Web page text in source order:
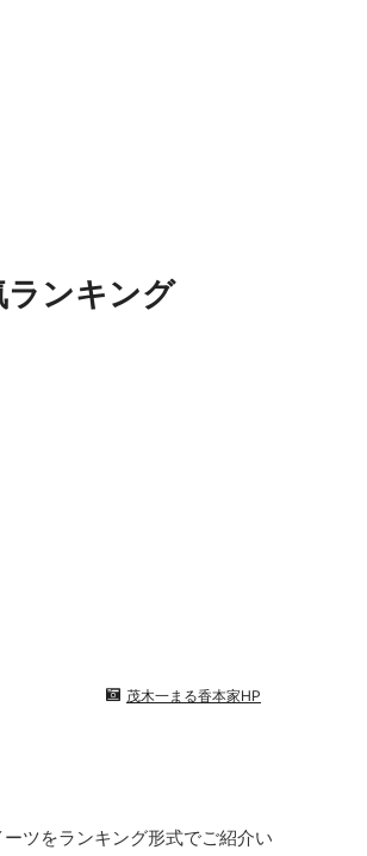
ランキング
茂木一まる香本家HP
ツをランキング形式でご紹介い